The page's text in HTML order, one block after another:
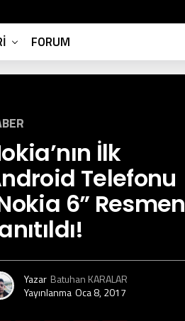
FORUM
İlk
Telefonu
6” Resmen
Yazar Batuhan KARALAR
Yayınlanma Oca 8, 2017